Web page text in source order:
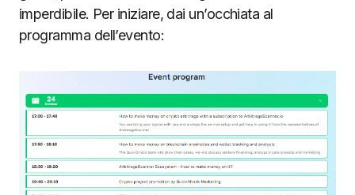
imperdibile. Per iniziare, dai un’occhiata al
programma dell’evento: